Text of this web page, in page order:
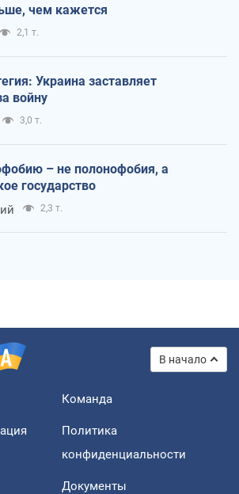
чем кажется
2,1 т.
Украина заставляет
войну
3,0 т.
– не полонофобия, а
государство
2,3 т.
В начало
Команда
Политика
конфиденциальности
Документы